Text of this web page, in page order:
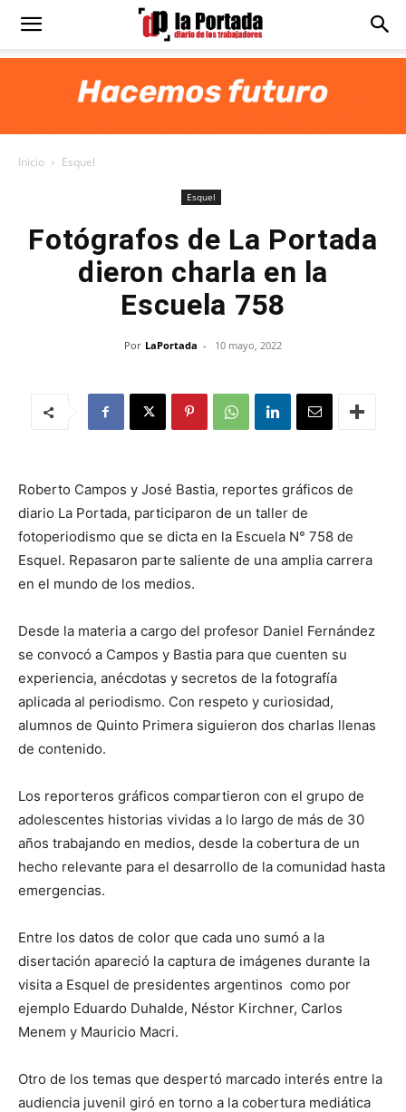
Diario
Inicio Esquel
Esquel
Fotógrafos de La Portada
dieron charla en la
Escuela 758
Por LaPortada - 10 mayo, 2022
Roberto Campos y José Bastia, reportes gráficos de
diario La Portada, participaron de un taller de
fotoperiodismo que se dicta en la Escuela N° 758 de
Esquel. Repasaron parte saliente de una amplia carrera
en el mundo de los medios.
Desde la materia a cargo del profesor Daniel Fernández
se convocó a Campos y Bastia para que cuenten su
experiencia, anécdotas y secretos de la fotografía
aplicada al periodismo. Con respeto y curiosidad,
alumnos de Quinto Primera siguieron dos charlas llenas
de contenido.
Los reporteros gráficos compartieron con el grupo de
adolescentes historias vividas a lo largo de más de 30
años trabajando en medios, desde la cobertura de un
hecho relevante para el desarrollo de la comunidad hasta
emergencias.
Entre los datos de color que cada uno sumó a la
disertación apareció la captura de imágenes durante la
visita a Esquel de presidentes argentinos como por
ejemplo Eduardo Duhalde, Néstor Kirchner, Carlos
Menem y Mauricio Macri.
Otro de los temas que despertó marcado interés entre la
audiencia juvenil giró en torno a la cobertura mediática